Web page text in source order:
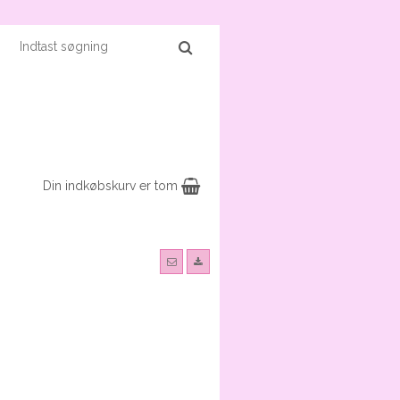
Din indkøbskurv er tom